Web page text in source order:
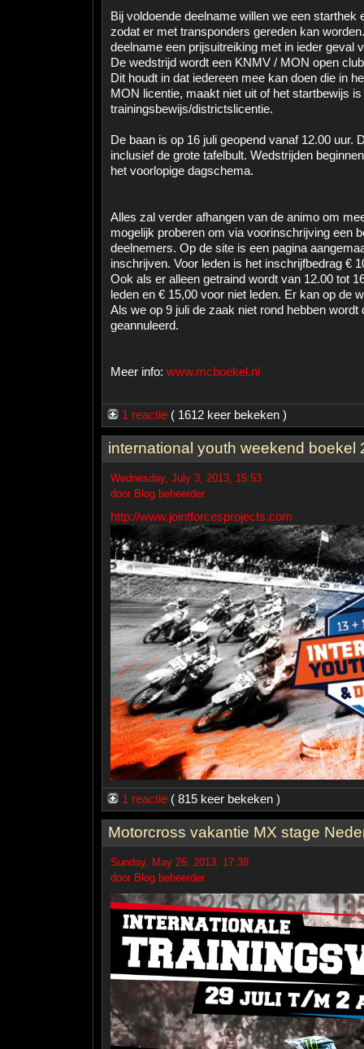
Bij voldoende deelname willen we een starthek
zodat er met transponders gereden kan
deelname een prijsuitreiking met in ieder geval
De wedstrijd wordt een KNMV / MON open
Dit houdt in dat iedereen mee kan doen die in
MON licentie, maakt niet uit of het startbewijs is
trainingsbewijs/districtslicentie.
De baan is op 16 juli geopend vanaf 12.00 uur.
inclusief de grote tafelbult. Wedstrijden
het voorlopige dagschema.
Alles zal verder afhangen van de animo om
mogelijk proberen om via voorinschrijving een
deelnemers. Op de site is een pagina
inschrijven. Voor leden is het inschrijfbedrag €
Ook als er alleen getraind wordt van 12.00 tot
leden en € 15,00 voor niet leden. Er kan op de
Als we op 9 juli de zaak niet rond hebben wordt
geannuleerd.
Meer info: www.mcboekel.nl
1 reactie ( 1612 keer bekeken )
international youth weekend boekel
Wednesday, July 3, 2013, 15:53
door Blog beheerder
http://www.jointforcesprojects.com
1 reactie ( 815 keer bekeken )
Motorcross vakantie MX stage
Sunday, May 26, 2013, 17:38
door Blog beheerder